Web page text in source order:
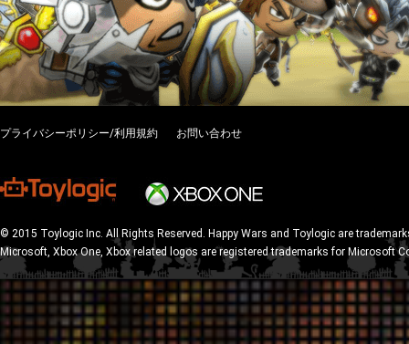
プライバシーポリシー/利用規約 お問い合わせ
© 2015 Toylogic Inc. All Rights Reserved. Happy Wars and Toylogic are
Microsoft, Xbox One, Xbox related logos are registered trademarks for Microsoft